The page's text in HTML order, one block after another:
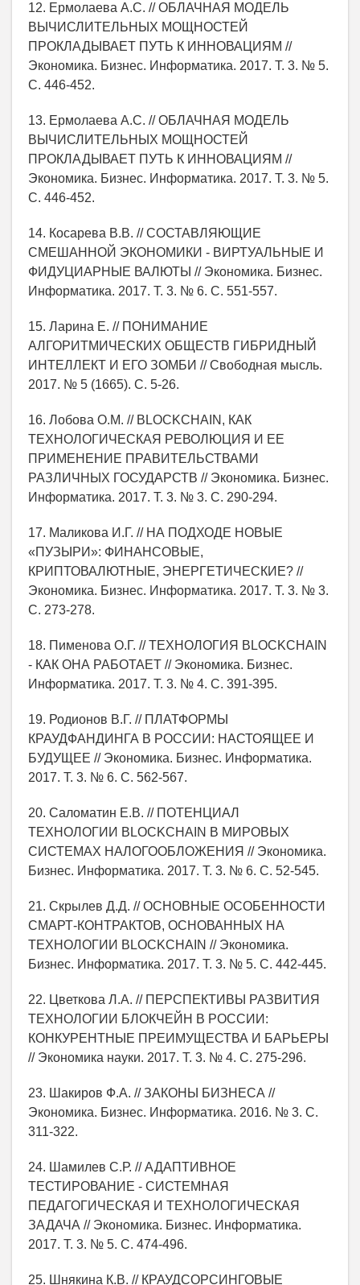
12. Ермолаева А.С. // ОБЛАЧНАЯ МОДЕЛЬ
ВЫЧИСЛИТЕЛЬНЫХ МОЩНОСТЕЙ
ПРОКЛАДЫВАЕТ ПУТЬ К ИННОВАЦИЯМ //
Экономика. Бизнес. Информатика. 2017. Т. 3. № 5.
С. 446-452.
13. Ермолаева А.С. // ОБЛАЧНАЯ МОДЕЛЬ
ВЫЧИСЛИТЕЛЬНЫХ МОЩНОСТЕЙ
ПРОКЛАДЫВАЕТ ПУТЬ К ИННОВАЦИЯМ //
Экономика. Бизнес. Информатика. 2017. Т. 3. № 5.
С. 446-452.
14. Косарева В.В. // СОСТАВЛЯЮЩИЕ
СМЕШАННОЙ ЭКОНОМИКИ - ВИРТУАЛЬНЫЕ И
ФИДУЦИАРНЫЕ ВАЛЮТЫ // Экономика. Бизнес.
Информатика. 2017. Т. 3. № 6. С. 551-557.
15. Ларина Е. // ПОНИМАНИЕ
АЛГОРИТМИЧЕСКИХ ОБЩЕСТВ ГИБРИДНЫЙ
ИНТЕЛЛЕКТ И ЕГО ЗОМБИ // Свободная мысль.
2017. № 5 (1665). С. 5-26.
16. Лобова О.М. // BLOCKCHAIN, КАК
ТЕХНОЛОГИЧЕСКАЯ РЕВОЛЮЦИЯ И ЕЕ
ПРИМЕНЕНИЕ ПРАВИТЕЛЬСТВАМИ
РАЗЛИЧНЫХ ГОСУДАРСТВ // Экономика. Бизнес.
Информатика. 2017. Т. 3. № 3. С. 290-294.
17. Маликова И.Г. // НА ПОДХОДЕ НОВЫЕ
«ПУЗЫРИ»: ФИНАНСОВЫЕ,
КРИПТОВАЛЮТНЫЕ, ЭНЕРГЕТИЧЕСКИЕ? //
Экономика. Бизнес. Информатика. 2017. Т. 3. № 3.
С. 273-278.
18. Пименова О.Г. // ТЕХНОЛОГИЯ BLOCKCHAIN
- КАК ОНА РАБОТАЕТ // Экономика. Бизнес.
Информатика. 2017. Т. 3. № 4. С. 391-395.
19. Родионов В.Г. // ПЛАТФОРМЫ
КРАУДФАНДИНГА В РОССИИ: НАСТОЯЩЕЕ И
БУДУЩЕЕ // Экономика. Бизнес. Информатика.
2017. Т. 3. № 6. С. 562-567.
20. Саломатин Е.В. // ПОТЕНЦИАЛ
ТЕХНОЛОГИИ BLOCKCHAIN В МИРОВЫХ
СИСТЕМАХ НАЛОГООБЛОЖЕНИЯ // Экономика.
Бизнес. Информатика. 2017. Т. 3. № 6. С. 52-545.
21. Скрылев Д.Д. // ОСНОВНЫЕ ОСОБЕННОСТИ
СМАРТ-КОНТРАКТОВ, ОСНОВАННЫХ НА
ТЕХНОЛОГИИ BLOCKCHAIN // Экономика.
Бизнес. Информатика. 2017. Т. 3. № 5. С. 442-445.
22. Цветкова Л.А. // ПЕРСПЕКТИВЫ РАЗВИТИЯ
ТЕХНОЛОГИИ БЛОКЧЕЙН В РОССИИ:
КОНКУРЕНТНЫЕ ПРЕИМУЩЕСТВА И БАРЬЕРЫ
// Экономика науки. 2017. Т. 3. № 4. С. 275-296.
23. Шакиров Ф.А. // ЗАКОНЫ БИЗНЕСА //
Экономика. Бизнес. Информатика. 2016. № 3. С.
311-322.
24. Шамилев С.Р. // АДАПТИВНОЕ
ТЕСТИРОВАНИЕ - СИСТЕМНАЯ
ПЕДАГОГИЧЕСКАЯ И ТЕХНОЛОГИЧЕСКАЯ
ЗАДАЧА // Экономика. Бизнес. Информатика.
2017. Т. 3. № 5. С. 474-496.
25. Шнякина К.В. // КРАУДСОРСИНГОВЫЕ